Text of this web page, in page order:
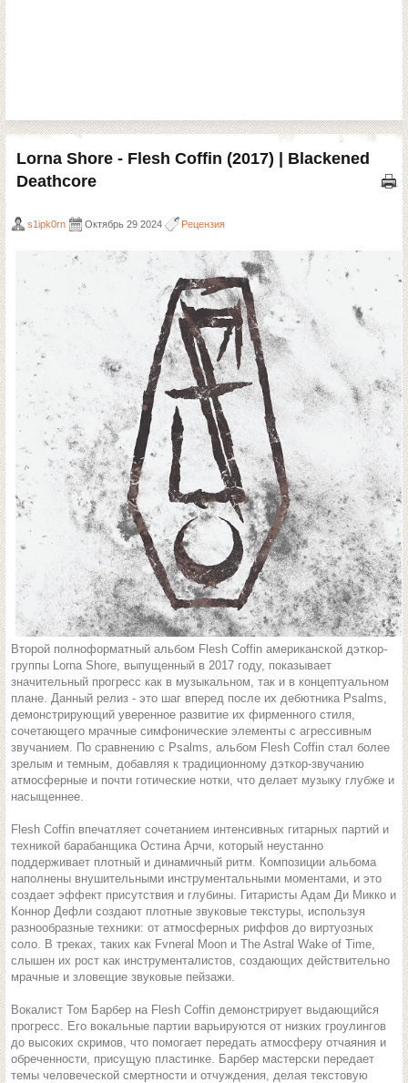
Lorna Shore - Flesh Coffin (2017) | Blackened
Deathcore
s1ipk0rn Октябрь 29 2024 Рецензия
Второй полноформатный альбом Flesh Coffin американской дэткор-
группы Lorna Shore, выпущенный в 2017 году, показывает
значительный прогресс как в музыкальном, так и в концептуальном
плане. Данный релиз - это шаг вперед после их дебютника Psalms,
демонстрирующий уверенное развитие их фирменного стиля,
сочетающего мрачные симфонические элементы с агрессивным
звучанием. По сравнению с Psalms, альбом Flesh Coffin стал более
зрелым и темным, добавляя к традиционному дэткор-звучанию
атмосферные и почти готические нотки, что делает музыку глубже и
насыщеннее.
Flesh Coffin впечатляет сочетанием интенсивных гитарных партий и
техникой барабанщика Остина Арчи, который неустанно
поддерживает плотный и динамичный ритм. Композиции альбома
наполнены внушительными инструментальными моментами, и это
создает эффект присутствия и глубины. Гитаристы Адам Ди Микко и
Коннор Дефли создают плотные звуковые текстуры, используя
разнообразные техники: от атмосферных риффов до виртуозных
соло. В треках, таких как Fvneral Moon и The Astral Wake of Time,
слышен их рост как инструменталистов, создающих действительно
мрачные и зловещие звуковые пейзажи.
Вокалист Том Барбер на Flesh Coffin демонстрирует выдающийся
прогресс. Его вокальные партии варьируются от низких гроулингов
до высоких скримов, что помогает передать атмосферу отчаяния и
обреченности, присущую пластинке. Барбер мастерски передает
темы человеческой смертности и отчуждения, делая текстовую